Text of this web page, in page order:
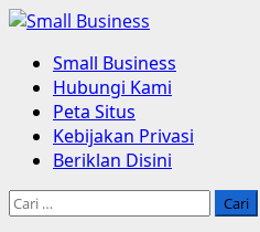
Skip
content
Primary
Menu
Small Business
Hubungi Kami
Peta Situs
Kebijakan Privasi
Beriklan Disini
Cari